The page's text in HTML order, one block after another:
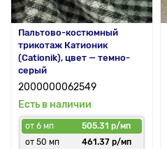
Пальтово-костюмный
трикотаж Катионик
(Cationik), цвет — темно-
серый
2000000062549
Есть в наличии
от 6 мп
505.31 р/мп
от 50 мп
461.37 р/мп